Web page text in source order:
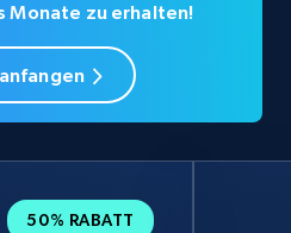
Monate zu erhalten!
50% RABATT